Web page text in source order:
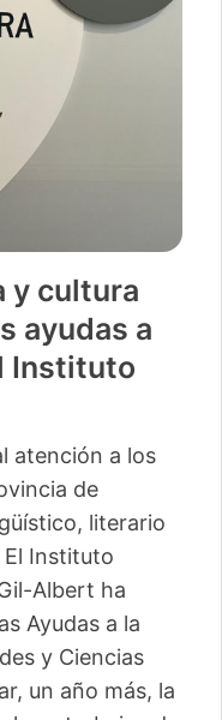
y cultura
ayudas a
Instituto
atención a los
de
literario
Instituto
Albert ha
Ayudas a la
y Ciencias
un año más, la